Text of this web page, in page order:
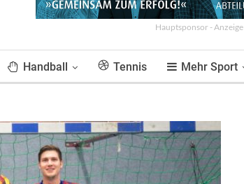
Hauptsponsor - Anzeige
Handball Tennis Mehr Sport